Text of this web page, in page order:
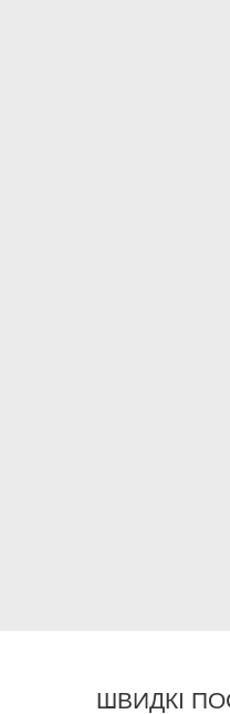
ШВИДКІ